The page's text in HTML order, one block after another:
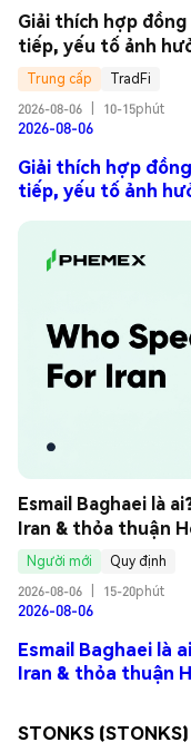
Giải thích hợp
tiếp, yếu tố ảnh
Trung cấp
TradFi
2026-08-06
10-15phút
2026-08-06
Giải thích hợp
tiếp, yếu tố ảnh
Esmail Baghaei là
Iran & thỏa thuận
Người mới
Quy định
2026-08-06
15-20phút
2026-08-06
Esmail Baghaei là
Iran & thỏa thuận
STONKS